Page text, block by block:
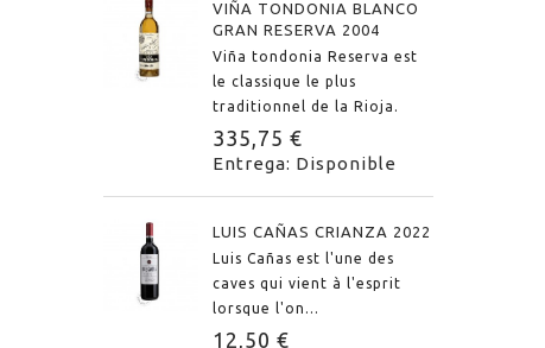
VIÑA TONDONIA BLANCO
GRAN RESERVA 2004
Viña tondonia Reserva est
le classique le plus
traditionnel de la Rioja.
335,75 €
Entrega: Disponible
LUIS CAÑAS CRIANZA 2022
Luis Cañas est l'une des
caves qui vient à l'esprit
lorsque l'on...
12,50 €